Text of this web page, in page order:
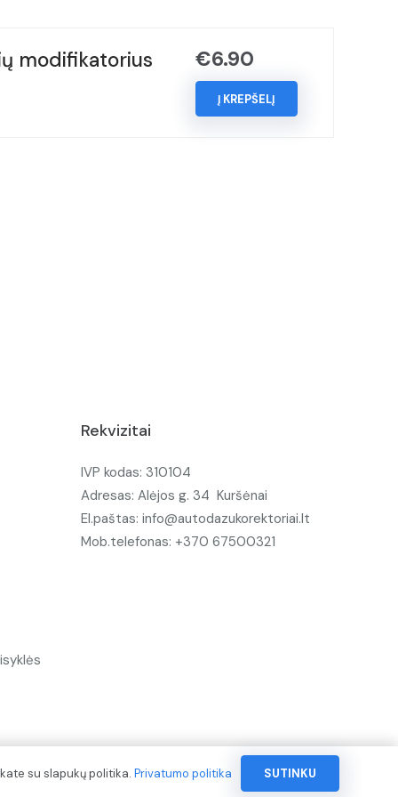
modifikatorius
€6.90
Į KREPŠELĮ
Rekvizitai
IVP kodas: 310104
Adresas: Alėjos g. 34 Kuršėnai
El.paštas: info@autodazukorektoriai.lt
Mob.telefonas: +370 67500321
su slapukų politika. Privatumo politika SUTINKU